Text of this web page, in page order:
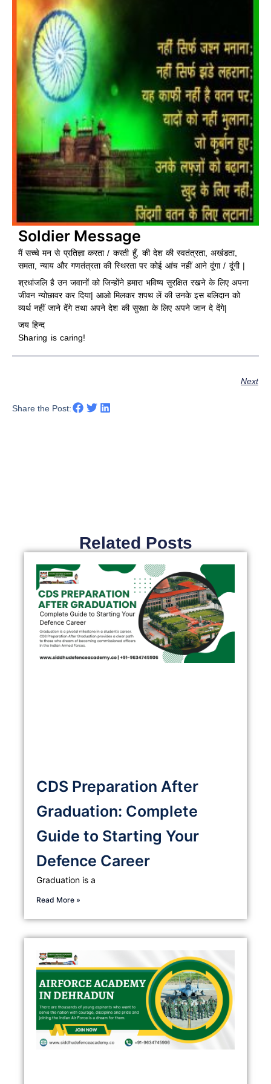
p
p
e
r
a
m
Soldier Message
मैं सच्चे मन से प्रतिज्ञा करता / करती हूँ, की देश की स्वतंत्रता, अखंडता,
समता, न्याय और गणतंत्रता की स्थिरता पर कोई आंच नहीं आने दूंगा / दूंगी |
श्रधांजलि है उन जवानों को जिन्होंने हमारा भविष्य सुरक्षित रखने के लिए अपना
जीवन न्योछावर कर दिया| आओ मिलकर शपथ लें की उनके इस बलिदान को
व्यर्थ नहीं जाने देंगे तथा अपने देश की सुरक्षा के लिए अपने जान दे देंगे|
जय हिन्द
Sharing is caring!
Next
Share the Post:
Related Posts
CDS Preparation After
Graduation: Complete
Guide to Starting Your
Defence Career
Graduation is a
Read More »